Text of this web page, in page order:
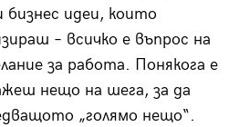
идеи, които
– всичко е въпрос на
за работа. Понякога е
нещо на шега, за да
„голямо нещо“.